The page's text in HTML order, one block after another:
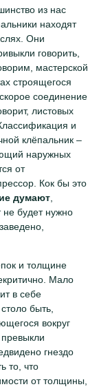
из нас
находят
Они
говорить,
мастерской
строящегося
соединение
листовых
и
клёпальник –
наружных
от
Кок бы это
думают
не будет нужно
и толщине
Мало
в себе
быть,
вокруг
гнездо
то, что
от толщины,